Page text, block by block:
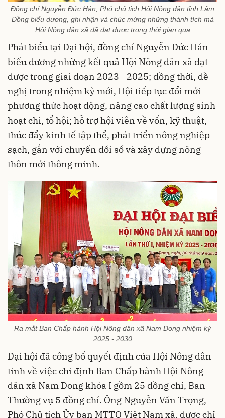
Đồng chí Nguyễn Đức Hán, Phó chủ tịch Hội Nông dân tỉnh Lâm
Đồng biểu dương, ghi nhận và chúc mừng những thành tích mà
Hội Nông dân xã đã đạt được trong thời gian qua
Phát biểu tại Đại hội, đồng chí Nguyễn Đức Hán
biểu dương những kết quả Hội Nông dân xã đạt
được trong giai đoạn 2023 - 2025; đồng thời, đề
nghị trong nhiệm kỳ mới, Hội tiếp tục đổi mới
phương thức hoạt động, nâng cao chất lượng sinh
hoạt chi, tổ hội; hỗ trợ hội viên về vốn, kỹ thuật,
thúc đẩy kinh tế tập thể, phát triển nông nghiệp
sạch, gắn với chuyển đổi số và xây dựng nông
thôn mới thông minh.
Ra mắt Ban Chấp hành Hội Nông dân xã Nam Dong nhiệm kỳ
2025 - 2030
Đại hội đã công bố quyết định của Hội Nông dân
tỉnh về việc chỉ định Ban Chấp hành Hội Nông
dân xã Nam Dong khóa I gồm 25 đồng chí, Ban
Thường vụ 5 đồng chí. Ông Nguyễn Văn Trọng,
Phó Chủ tịch Ủy ban MTTQ Việt Nam xã, được chỉ